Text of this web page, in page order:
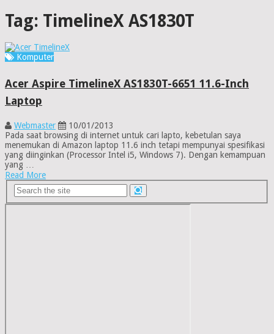
Tag: TimelineX AS1830T
Komputer
Acer Aspire TimelineX AS1830T-6651 11.6-Inch
Laptop
Webmaster
10/01/2013
Pada saat browsing di internet untuk cari lapto, kebetulan saya
menemukan di Amazon laptop 11.6 inch tetapi mempunyai spesifikasi
yang diinginkan (Processor Intel i5, Windows 7). Dengan kemampuan
yang …
Read More